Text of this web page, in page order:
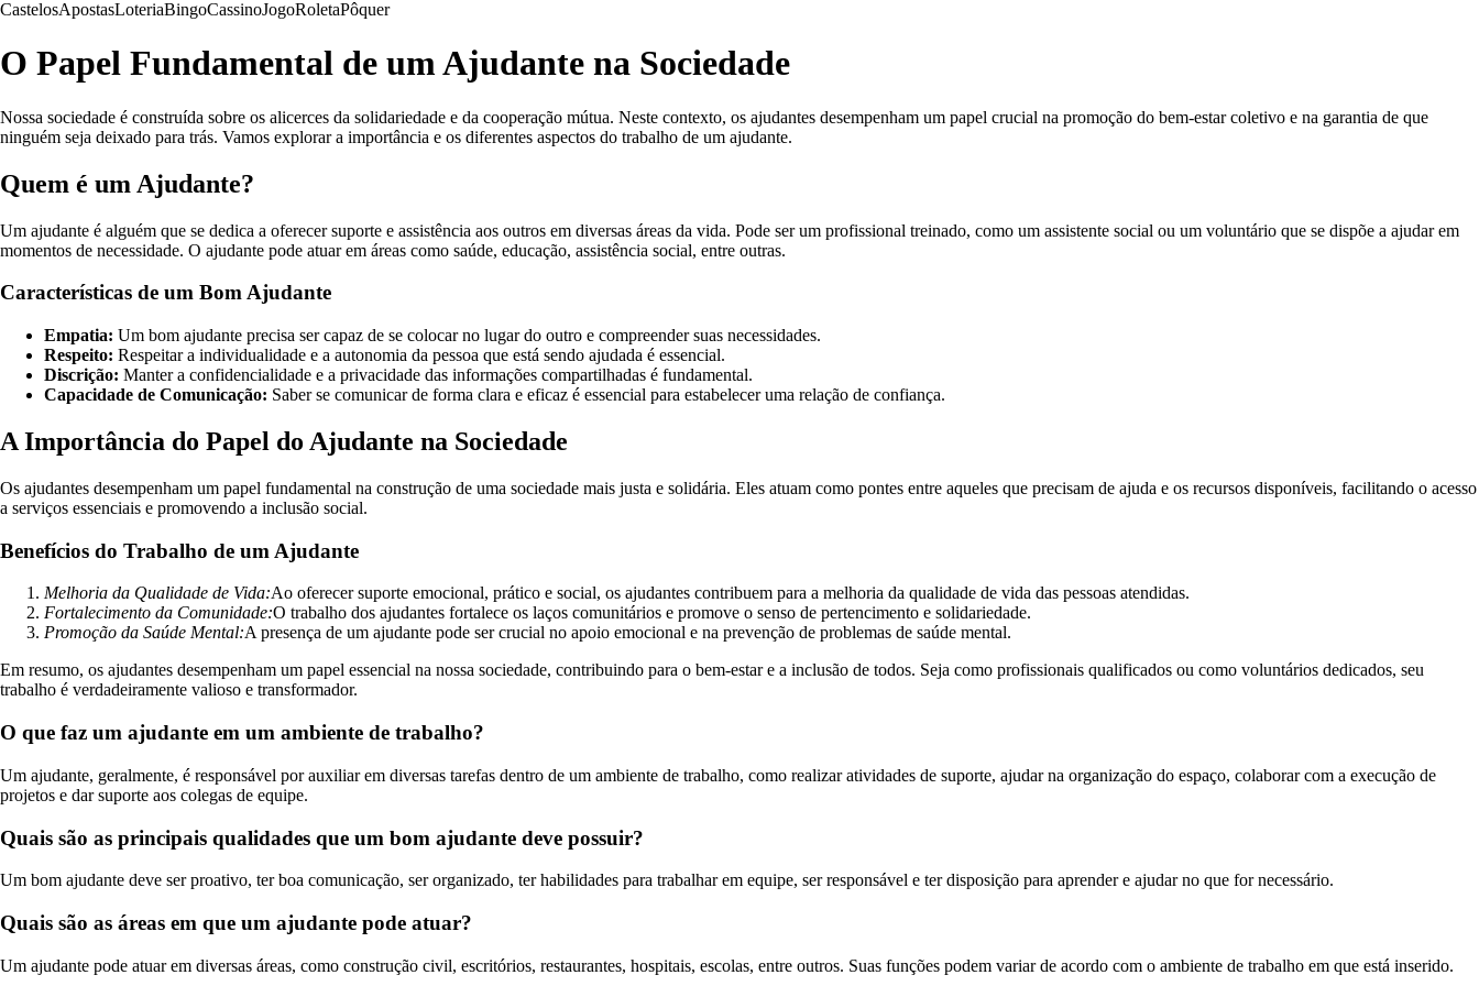
CastelosApostasLoteriaBingoCassinoJogoRoletaPôquer
O Papel Fundamental de um Ajudante na Sociedade
Nossa sociedade é construída sobre os alicerces da solidariedade e da cooperação mútua. Neste contexto, os ajudantes desempenham um papel crucial na promoção do bem-estar coletivo e na garantia de que
ninguém seja deixado para trás. Vamos explorar a importância e os diferentes aspectos do trabalho de um ajudante.
Quem é um Ajudante?
Um ajudante é alguém que se dedica a oferecer suporte e assistência aos outros em diversas áreas da vida. Pode ser um profissional treinado, como um assistente social ou um voluntário que se dispõe a ajudar em
momentos de necessidade. O ajudante pode atuar em áreas como saúde, educação, assistência social, entre outras.
Características de um Bom Ajudante
Empatia: Um bom ajudante precisa ser capaz de se colocar no lugar do outro e compreender suas necessidades.
Respeito: Respeitar a individualidade e a autonomia da pessoa que está sendo ajudada é essencial.
Discrição: Manter a confidencialidade e a privacidade das informações compartilhadas é fundamental.
Capacidade de Comunicação: Saber se comunicar de forma clara e eficaz é essencial para estabelecer uma relação de confiança.
A Importância do Papel do Ajudante na Sociedade
Os ajudantes desempenham um papel fundamental na construção de uma sociedade mais justa e solidária. Eles atuam como pontes entre aqueles que precisam de ajuda e os recursos disponíveis, facilitando o acesso
a serviços essenciais e promovendo a inclusão social.
Benefícios do Trabalho de um Ajudante
Melhoria da Qualidade de Vida:Ao oferecer suporte emocional, prático e social, os ajudantes contribuem para a melhoria da qualidade de vida das pessoas atendidas.
Fortalecimento da Comunidade:O trabalho dos ajudantes fortalece os laços comunitários e promove o senso de pertencimento e solidariedade.
Promoção da Saúde Mental:A presença de um ajudante pode ser crucial no apoio emocional e na prevenção de problemas de saúde mental.
Em resumo, os ajudantes desempenham um papel essencial na nossa sociedade, contribuindo para o bem-estar e a inclusão de todos. Seja como profissionais qualificados ou como voluntários dedicados, seu
trabalho é verdadeiramente valioso e transformador.
O que faz um ajudante em um ambiente de trabalho?
Um ajudante, geralmente, é responsável por auxiliar em diversas tarefas dentro de um ambiente de trabalho, como realizar atividades de suporte, ajudar na organização do espaço, colaborar com a execução de
projetos e dar suporte aos colegas de equipe.
Quais são as principais qualidades que um bom ajudante deve possuir?
Um bom ajudante deve ser proativo, ter boa comunicação, ser organizado, ter habilidades para trabalhar em equipe, ser responsável e ter disposição para aprender e ajudar no que for necessário.
Quais são as áreas em que um ajudante pode atuar?
Um ajudante pode atuar em diversas áreas, como construção civil, escritórios, restaurantes, hospitais, escolas, entre outros. Suas funções podem variar de acordo com o ambiente de trabalho em que está inserido.